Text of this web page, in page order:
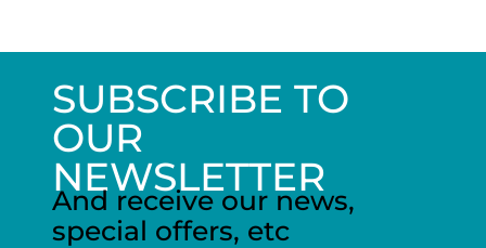
SUBSCRIBE TO
OUR
NEWSLETTER
And receive our news,
special offers, etc